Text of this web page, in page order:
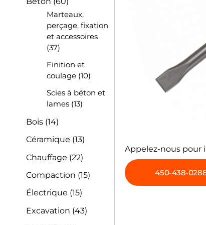
Marteaux,
perçage, fixation
et accessoires
(37)
Finition et
coulage (10)
Scies à béton et
lames (13)
Bois (14)
Céramique (13)
Chauffage (22)
Compaction (15)
Électrique (15)
Excavation (43)
Appelez-nous pour
450-438-